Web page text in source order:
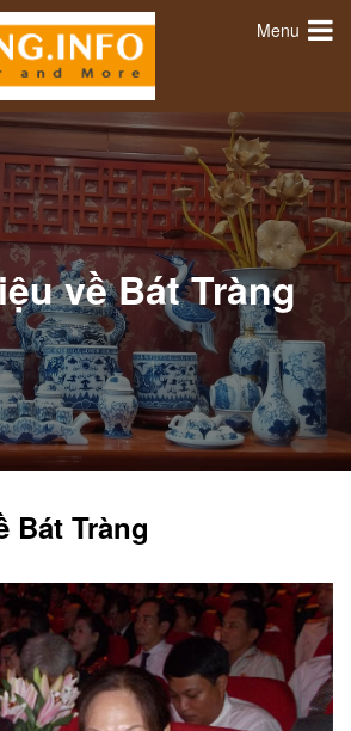
Menu
về Bát Tràng
Bát Tràng